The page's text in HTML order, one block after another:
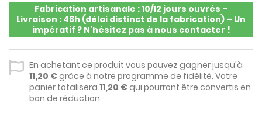
Fabrication artisanale : 10/12 jours ouvrés –
Livraison : 48h (délai distinct de la fabrication) – Un
impératif ? N’hésitez pas à nous contacter !
En achetant ce produit vous pouvez gagner jusqu'à
11,20 €grâce à notre programme de fidélité. Votre
panier totalisera 11,20 €qui pourront être convertis en
bon de réduction.